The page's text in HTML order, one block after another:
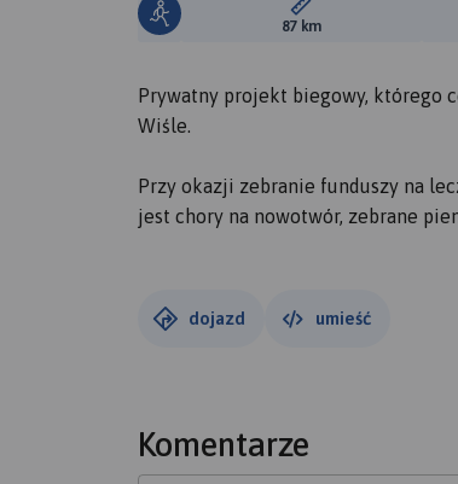
Długość trasy:
87 km
Prywatny projekt biegowy, którego
Wiśle.
Przy okazji zebranie funduszy na
jest chory na nowotwór, zebrane
dojazd umieść
Komentarze